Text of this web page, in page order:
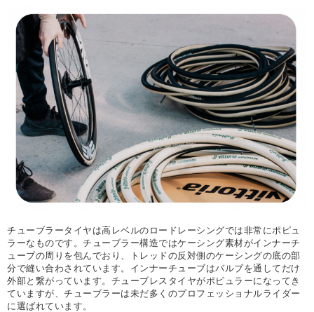
チューブラータイヤは高レベルのロードレーシングでは非常にポピュ
ラーなものです。チューブラー構造ではケーシング素材がインナーチ
ューブの周りを包んでおり、トレッドの反対側のケーシングの底の部
分で縫い合わされています。インナーチューブはバルブを通してだけ
外部と繋がっています。チューブレスタイヤがポピュラーになってき
ていますが、チューブラーは未だ多くのプロフェッショナルライダー
に選ばれています。